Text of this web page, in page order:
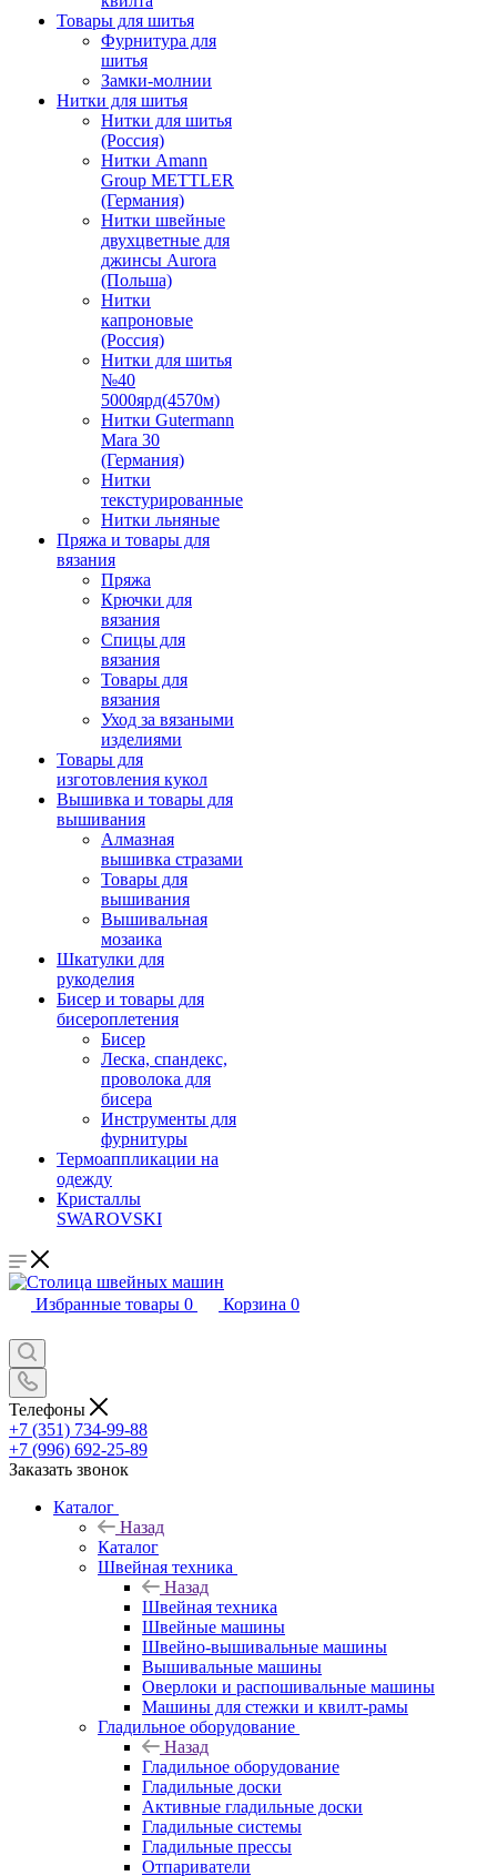
Товары для шитья
Фурнитура для
шитья
Замки-молнии
Нитки для шитья
Нитки для шитья
(Россия)
Нитки Amann
Group METTLER
(Германия)
Нитки швейные
двухцветные для
джинсы Aurora
(Польша)
Нитки
капроновые
(Россия)
Нитки для шитья
№40
5000ярд(4570м)
Нитки Gutermann
Mara 30
(Германия)
Нитки
текстурированные
Нитки льняные
Пряжа и товары для
вязания
Пряжа
Крючки для
вязания
Спицы для
вязания
Товары для
вязания
Уход за вязаными
изделиями
Товары для
изготовления кукол
Вышивка и товары для
вышивания
Алмазная
вышивка стразами
Товары для
вышивания
Вышивальная
мозаика
Шкатулки для
рукоделия
Бисер и товары для
бисероплетения
Бисер
Леска, спандекс,
проволока для
бисера
Инструменты для
фурнитуры
Термоаппликации на
одежду
Кристаллы
SWAROVSKI
Избранные товары 0 Корзина 0
Телефоны
+7 (351) 734-99-88
+7 (996) 692-25-89
Заказать звонок
Каталог
Назад
Каталог
Швейная техника
Назад
Швейная техника
Швейные машины
Швейно-вышивальные машины
Вышивальные машины
Оверлоки и распошивальные машины
Машины для стежки и квилт-рамы
Гладильное оборудование
Назад
Гладильное оборудование
Гладильные доски
Активные гладильные доски
Гладильные системы
Гладильные прессы
Отпариватели